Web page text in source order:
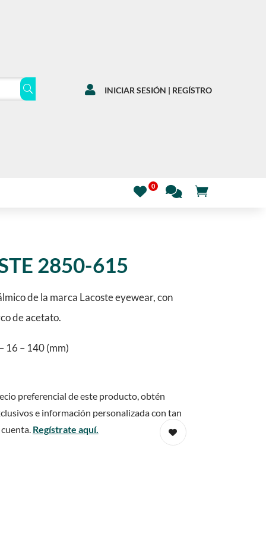
 INICIAR SESIÓN | REGÍSTRO
2850-615
de la marca Lacoste eyewear, con
de acetato.
16 – 140 (mm)
preferencial de este producto, obtén
e información personalizada con tan
Regístrate aquí.